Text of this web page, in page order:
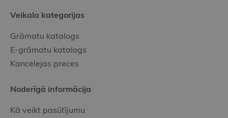
Veikala kategorijas
Grāmatu katalogs
E-grāmatu katalogs
Kancelejas preces
Noderīgā informācija
Kā veikt pasūtījumu